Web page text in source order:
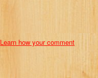
Learn how your comment